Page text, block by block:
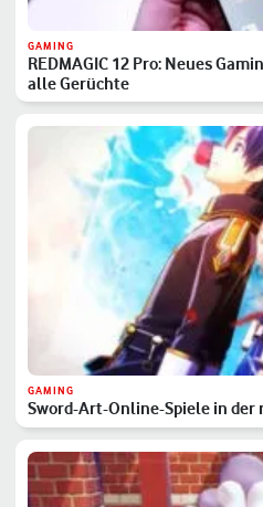
GAMING
REDMAGIC 12 Pro: Neues
alle Gerüchte
GAMING
Sword-Art-Online-Spiele in der